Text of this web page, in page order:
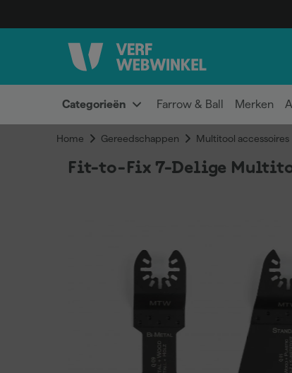
Categorieën Farrow & Ball Merken
Home Gereedschappen Multitool accessoires
Fit-to-Fix 7-Delige